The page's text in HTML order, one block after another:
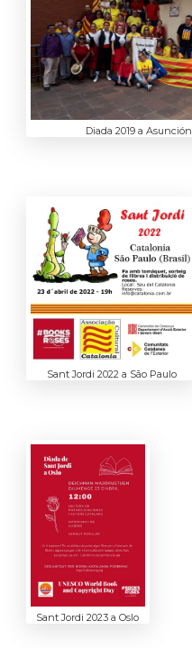
Diada 2019 a Asunción
Sant Jordi 2022 a São Paulo
Sant Jordi 2023 a Oslo